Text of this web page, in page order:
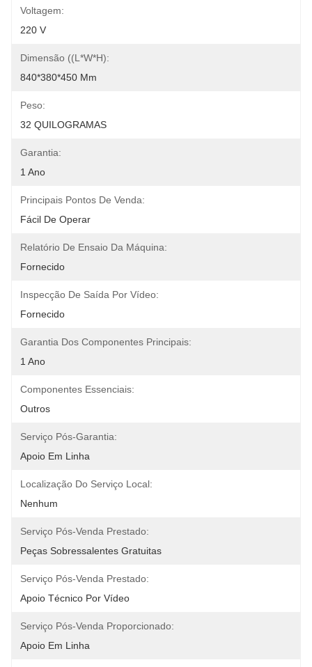
Voltagem:
220 V
Dimensão ((L*W*H):
840*380*450 Mm
Peso:
32 QUILOGRAMAS
Garantia:
1 Ano
Principais Pontos De Venda:
Fácil De Operar
Relatório De Ensaio Da Máquina:
Fornecido
Inspecção De Saída Por Vídeo:
Fornecido
Garantia Dos Componentes Principais:
1 Ano
Componentes Essenciais:
Outros
Serviço Pós-Garantia:
Apoio Em Linha
Localização Do Serviço Local:
Nenhum
Serviço Pós-Venda Prestado:
Peças Sobressalentes Gratuitas
Serviço Pós-Venda Prestado:
Apoio Técnico Por Vídeo
Serviço Pós-Venda Proporcionado:
Apoio Em Linha